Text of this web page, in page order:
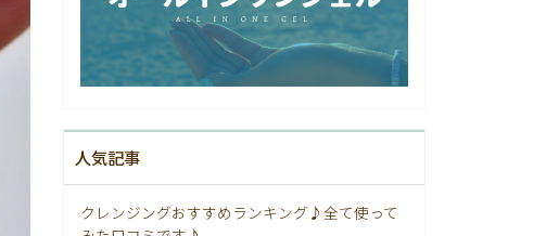
人気記事
クレンジングおすすめランキング♪全て使って